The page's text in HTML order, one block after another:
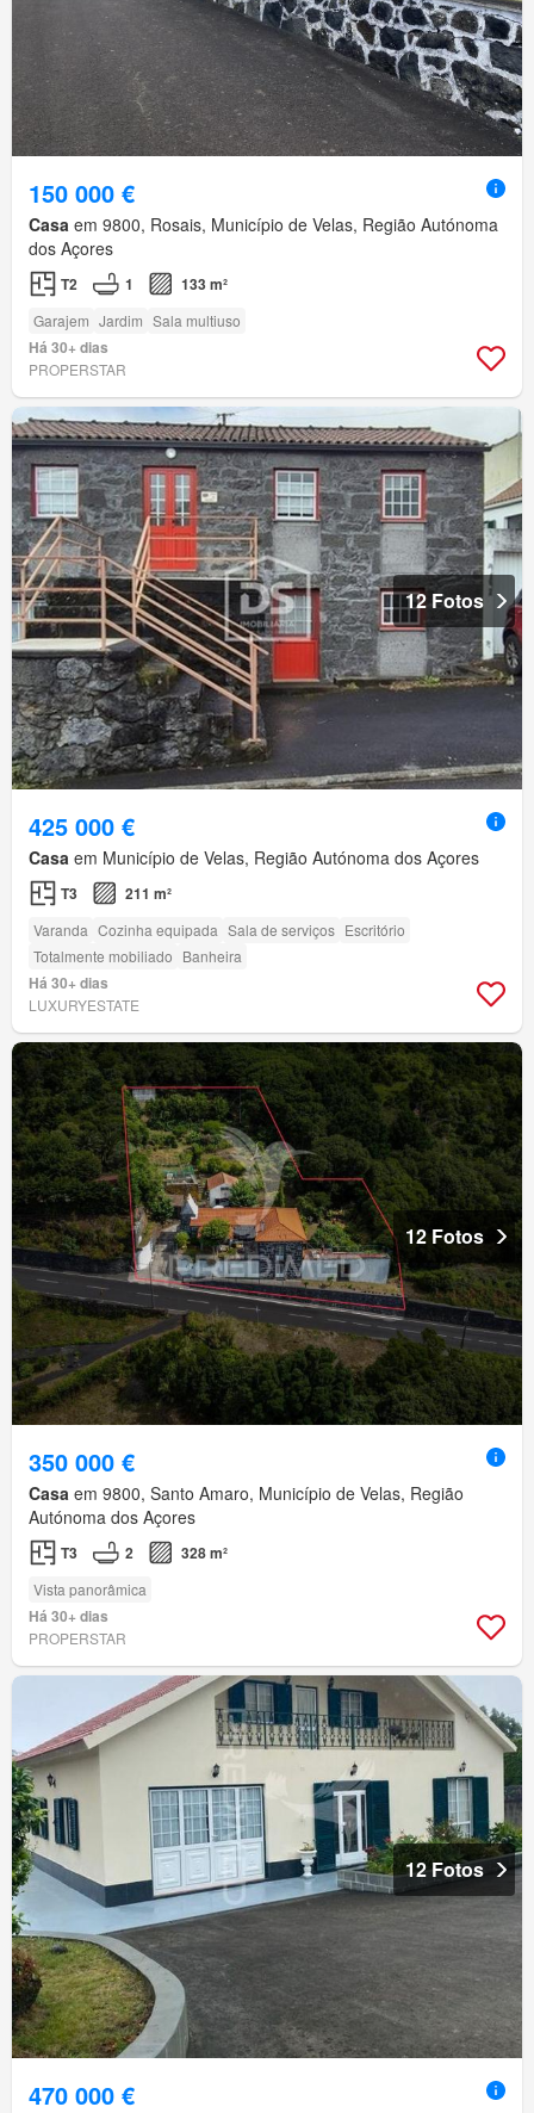
150 000 €
Casa em 9800, Rosais, Município de Velas, Região Autónoma
dos Açores
T2 1 133 m²
Garajem Jardim Sala multiuso
Há 30+ dias
PROPERSTAR
12 Fotos
425 000 €
Casa em Município de Velas, Região Autónoma dos Açores
T3 211 m²
Varanda Cozinha equipada Sala de serviços Escritório
Totalmente mobiliado Banheira
Há 30+ dias
LUXURYESTATE
12 Fotos
350 000 €
Casa em 9800, Santo Amaro, Município de Velas, Região
Autónoma dos Açores
T3 2 328 m²
Vista panorâmica
Há 30+ dias
PROPERSTAR
12 Fotos
470 000 €